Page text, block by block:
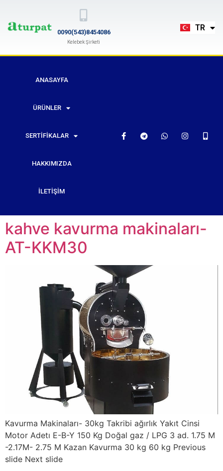
0090(543)8454086
Kelebek Şirketi
TR
RU
ANASAYFA
ÜRÜNLER
SERTIFIKALAR
HAKKIMIZDA
İLETIŞIM
kahve kavurma makinaları-
AT-KKM30
Kavurma Makinaları- 30kg Takribi ağırlık Yakıt Cinsi
Motor Adetı E-B-Y 150 Kg Doğal gaz / LPG 3 ad. 1.75 M
-2.17M- 2.75 M Kazan Kavurma 30 kg 60 kg Previous
slide Next slide